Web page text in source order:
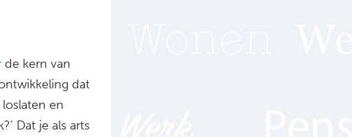
de kern van
dat
en
Dat je als arts